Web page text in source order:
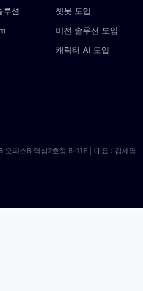
루션
챗봇 도입
비전 솔루션 도입
캐릭터 AI 도입
피스B 역삼2호점 8-11F | 대표 : 김세엽